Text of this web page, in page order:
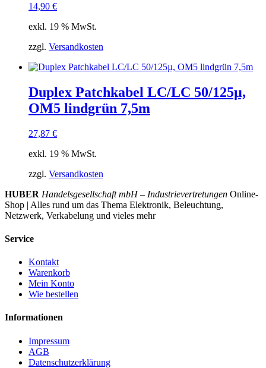
14,90 €
exkl. 19 % MwSt.
zzgl. Versandkosten
Duplex Patchkabel LC/LC 50/125µ,
OM5 lindgrün 7,5m
27,87 €
exkl. 19 % MwSt.
zzgl. Versandkosten
HUBER Handelsgesellschaft mbH – Industrievertretungen Online-
Shop | Alles rund um das Thema Elektronik, Beleuchtung,
Netzwerk, Verkabelung und vieles mehr
Service
Kontakt
Warenkorb
Mein Konto
Wie bestellen
Informationen
Impressum
AGB
Datenschutzerklärung